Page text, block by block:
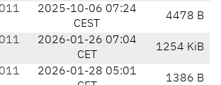
2025-10-06 07:24
CEST
4478 B
2026-01-26 07:04
CET
1254 KiB
2026-01-28 05:01
1386 B